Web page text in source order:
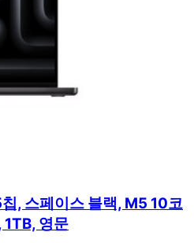
, 스페이스 블랙, M5 10코
1TB, 영문